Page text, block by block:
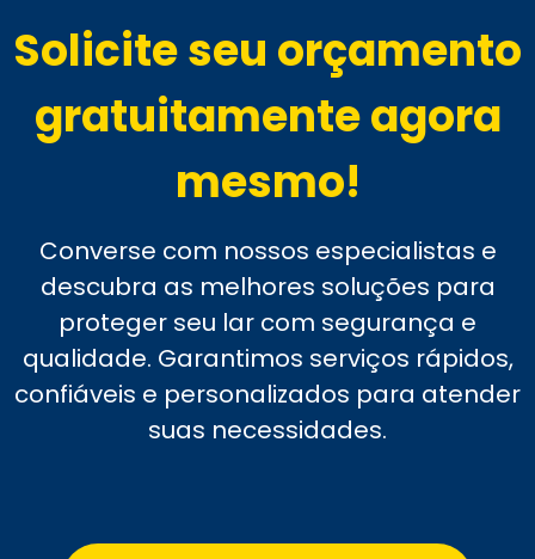
Solicite seu orçamento
gratuitamente agora
mesmo!
Converse com nossos especialistas e
descubra as melhores soluções para
proteger seu lar com segurança e
qualidade. Garantimos serviços rápidos,
confiáveis e personalizados para atender
suas necessidades.